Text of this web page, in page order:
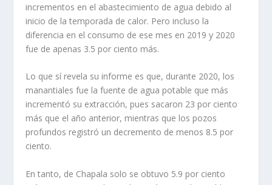
incrementos en el abastecimiento de agua debido al
inicio de la temporada de calor. Pero incluso la
diferencia en el consumo de ese mes en 2019 y 2020
fue de apenas 3.5 por ciento más.
Lo que sí revela su informe es que, durante 2020, los
manantiales fue la fuente de agua potable que más
incrementó su extracción, pues sacaron 23 por ciento
más que el año anterior, mientras que los pozos
profundos registró un decremento de menos 8.5 por
ciento.
En tanto, de Chapala solo se obtuvo 5.9 por ciento